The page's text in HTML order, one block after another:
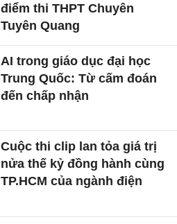
điểm thi THPT Chuyên
Tuyên Quang
AI trong giáo dục đại học
Trung Quốc: Từ cấm đoán
đến chấp nhận
Cuộc thi clip lan tỏa giá trị
nửa thế kỷ đồng hành cùng
TP.HCM của ngành điện